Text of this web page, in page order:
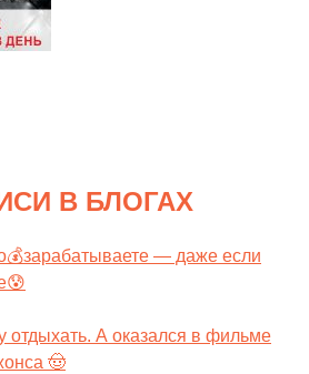
В БЛОГАХ
— даже если
отдыхать. А оказался в фильме
🤠